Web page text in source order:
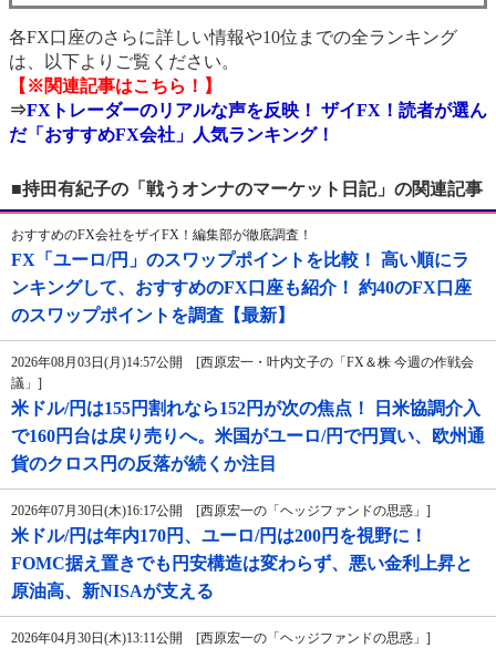
各FX口座のさらに詳しい情報や10位までの全ランキング
は、以下よりご覧ください。
【※関連記事はこちら！】
⇒FXトレーダーのリアルな声を反映！ ザイFX！読者が選ん
だ「おすすめFX会社」人気ランキング！
■持田有紀子の「戦うオンナのマーケット日記」の関連記事
おすすめのFX会社をザイFX！編集部が徹底調査！
FX「ユーロ/円」のスワップポイントを比較！ 高い順にラ
ンキングして、おすすめのFX口座も紹介！ 約40のFX口座
のスワップポイントを調査【最新】
2026年08月03日(月)14:57公開 [西原宏一・叶内文子の「FX＆株 今週の作戦会
議」]
米ドル/円は155円割れなら152円が次の焦点！ 日米協調介入
で160円台は戻り売りへ。米国がユーロ/円で円買い、欧州通
貨のクロス円の反落が続くか注目
2026年07月30日(木)16:17公開 [西原宏一の「ヘッジファンドの思惑」]
米ドル/円は年内170円、ユーロ/円は200円を視野に！
FOMC据え置きでも円安構造は変わらず、悪い金利上昇と
原油高、新NISAが支える
2026年04月30日(木)13:11公開 [西原宏一の「ヘッジファンドの思惑」]